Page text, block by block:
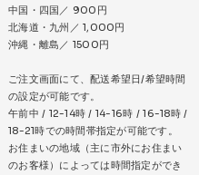
中国・四国／ 900円
北海道・九州／ 1,000円
沖縄・離島／ 1500円
ご注文画面にて、配送希望日/希望時間
の設定が可能です。
午前中 / 12-14時 / 14-16時 / 16-18時 /
18-21時での時間帯指定が可能です。
お住まいの地域（主に市外にお住まい
のお客様）によっては時間指定ができ